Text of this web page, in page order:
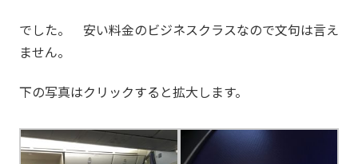
でした。 安い料金のビジネスクラスなので文句は言え
ません。
下の写真はクリックすると拡大します。